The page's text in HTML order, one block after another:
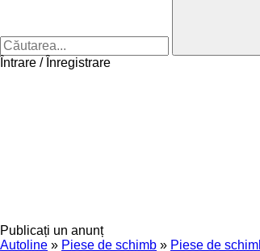
Întrare / Înregistrare
Publicați un anunț
Autoline » Piese de schimb » Piese de